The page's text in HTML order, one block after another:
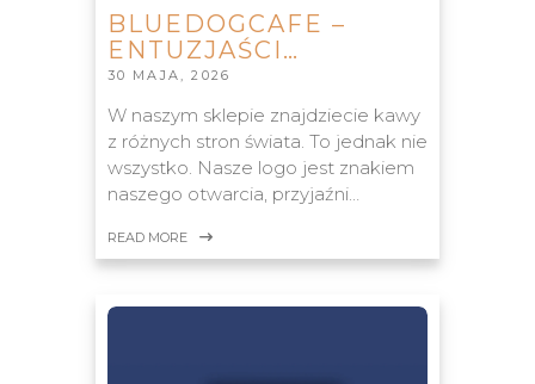
BLUEDOGCAFE –
ENTUZJAŚCI…
30 MAJA, 2026
W naszym sklepie znajdziecie kawy
z różnych stron świata. To jednak nie
wszystko. Nasze logo jest znakiem
naszego otwarcia, przyjaźni…
READ MORE